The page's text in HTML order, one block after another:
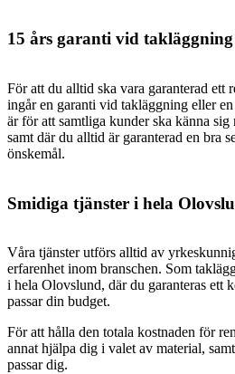
15 års garanti vid
För att du alltid ska vara garanterad ett
ingår en garanti vid takläggning eller
är för att samtliga kunder ska känna
samt där du alltid är garanterad en bra
önskemål.
Smidiga tjänster i hela
Våra tjänster utförs alltid av
erfarenhet inom branschen. Som
i hela Olovslund, där du garanteras ett
passar din budget.
För att hålla den totala kostnaden för
annat hjälpa dig i valet av material,
passar dig.